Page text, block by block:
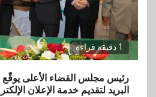
1 دقيقة قراءة
رئيس مجلس القضاء الأعلى يوقّع
البريد لتقديم خدمة الإعلان